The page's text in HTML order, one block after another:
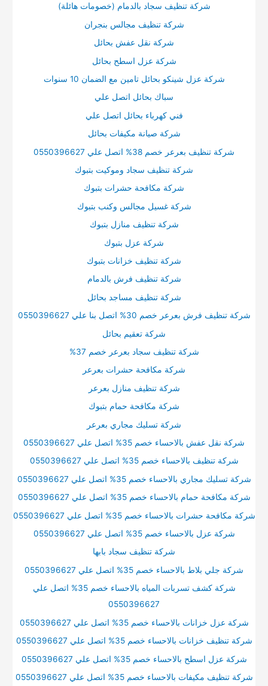
شركة تنظيف سجاد بالدمام (خصومات هائلة)
شركة تنظيف مجالس بنجران
شركة نقل عفش بحائل
شركة عزل اسطح بحائل
شركة عزل شينكو بحائل تامين مع الضمان 10 سنوات
سباك بحائل اتصل علي
فني كهرباء بحائل اتصل علي
شركة صيانة مكيفات بحائل
شركة تنظيف بعرعر خصم 38% اتصل علي 0550396627
شركة تنظيف سجاد وموكيت بتبوك
شركة مكافحة حشرات بتبوك
شركة غسيل مجالس وكنب بتبوك
شركة تنظيف منازل بتبوك
شركة عزل بتبوك
شركة تنظيف خزانات بتبوك
شركة تنظيف فرش بالدمام
شركة تنظيف مساجد بحائل
شركة تنظيف فرش بعرعر خصم 30% اتصل بنا علي 0550396627
شركة تعقيم بحائل
شركة تنظيف سجاد بعرعر خصم 37%
شركة مكافحة حشرات بعرعر
شركة تنظيف منازل بعرعر
شركة مكافحة حمام بتبوك
شركة تسليك مجاري بعرعر
شركة نقل عفش بالاحساء خصم 35% اتصل علي 0550396627
شركة تنظيف بالاحساء خصم 35% اتصل علي 0550396627
شركة تسليك مجاري بالاحساء خصم 35% اتصل علي 0550396627
شركة مكافحة حمام بالاحساء خصم 35% اتصل علي 0550396627
شركة مكافحة حشرات بالاحساء خصم 35% اتصل علي 0550396627
شركة عزل بالاحساء خصم 35% اتصل علي 0550396627
شركة تنظيف سجاد بابها
شركة جلي بلاط بالاحساء خصم 35% اتصل علي 0550396627
شركة كشف تسربات المياه بالاحساء خصم 35% اتصل علي
0550396627
شركة عزل خزانات بالاحساء خصم 35% اتصل علي 0550396627
شركة تنظيف خزانات بالاحساء خصم 35% اتصل علي 0550396627
شركة عزل اسطح بالاحساء خصم 35% اتصل علي 0550396627
شركة تنظيف مكيفات بالاحساء خصم 35% اتصل علي 0550396627